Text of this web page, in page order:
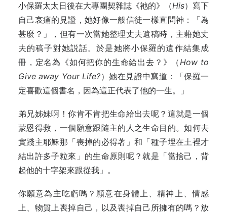
小保羅太太日後在大專團契雜誌《祂的》（His）寫下
自己哀痛的見證，她好像一般信徒一樣直問神：「為
甚麼？」，但有一次當她整理丈夫遺稿時，主藉她丈
夫的稿子對她説話。於是她將小保羅的遺作結集成
冊，定名為《如何把你的生命給出去？》（How to
Give away Your Life?）她在見證中寫道：「保羅一
定喜歡這個書名，因為這正代表了他的一生。」
弟兄姊妹啊！你肯不肯把生命給出去呢？這就是一個
蒙恩得救，一個願意跟隨主的人之生命目的。如何去
實踐主耶穌那「喪掉的必得著」和「種子埋在土裡才
結出許多子粒來」的生命原則呢？就是「當捨己，背
起他的十字架來跟從我」。
你願意為主吃虧嗎？願意在身體上、精神上、情感
上、物質上喪掉自己，以及喪掉自己所擁有的嗎？放